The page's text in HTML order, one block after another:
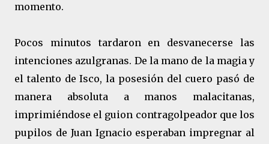
momento.
Pocos minutos tardaron en desvanecerse las
intenciones azulgranas. De la mano de la magia y
el talento de Isco, la posesión del cuero pasó de
manera absoluta a manos malacitanas,
imprimiéndose el guion contragolpeador que los
pupilos de Juan Ignacio esperaban impregnar al